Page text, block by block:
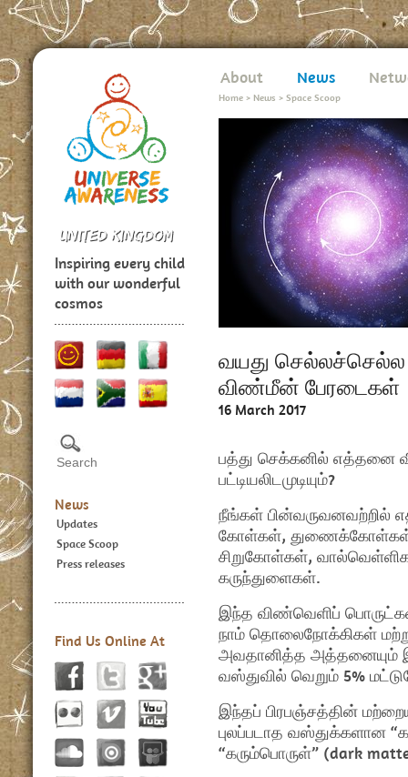
Inspiring every child
with our wonderful
cosmos
News
Updates
Space Scoop
Press releases
Find Us Online At
About News
Home > News > Space Scoop
வயது செல்லச்செல்ல
விண்மீன் பேரடைகள்
16 March 2017
பத்து செக்கனில் எத்தனை
பட்டியலிடமுடியும்?
நீங்கள் பின்வருவனவற்றில்
கோள்கள்,
சிறுகோள்கள்,
கருந்துளைகள்.
இந்த விண்வெளிப்
நாம் தொலைநோக்கிகள்
அவதானித்த அத்தனையும்
வஸ்துவில் வெறும் 5%
இந்தப் பிரபஞ்சத்தின்
புலப்படாத வஸ்துக்களான
“கரும்பொருள்” (dark